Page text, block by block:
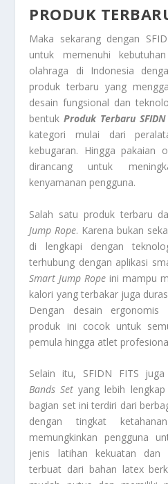
PRODUK
Maka sekarang dengan
untuk memenuhi
olahraga di Indonesia
produk terbaru yang
desain fungsional dan
bentukProduk Terbaru SFIDN
kategori mulai dari
kebugaran. Hingga pakaian
dirancang untuk
kenyamanan pengguna.
Salah satu produk terbaru
Jump Rope. Karena bukan
di lengkapi dengan
terhubung dengan aplikasi
Smart Jump Rope ini mampu
kalori yang terbakar juga
Dengan desain ergonomis
produk ini cocok untuk
pemula hingga atlet
Selain itu, SFIDN FITS juga
Bands Set yang lebih
bagian set ini terdiri dari
dengan tingkat
memungkinkan pengguna
jenis latihan kekuatan dan
terbuat dari bahan latex